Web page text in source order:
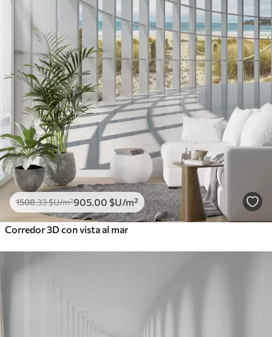
1508.33$U/m²905 .00 $U/m²
Corredor 3D con vista al mar